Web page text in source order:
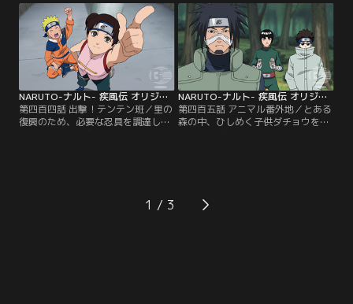
てくる。同盟国である木ノ葉の惨状
を案じるカンクロウとテマリに、
「あの里にはうずまきナルトがい
る」と呟く我愛羅。その脳裏に、木
ノ葉崩し後にナルトたち木ノ葉の第
七班と共同で行った…。【提供：バ
ンダイチャンネル】
動のことを思い出す。三年前、サク
ラが突如高熱に襲われ、倒れたこと
があった。その症状はある村で発生
した「忍のチャクラを熱に変えてし
まう謎のウイルス」による症状と酷
似しており…。【提供：バンダイチ
ャンネル】
NARUTO-ナルト- 疾風伝 オリジナル（1）過去編 第404話
第四百四話 出撃！テンテン班／里の
復興のため、必要な忍具を調達しに
怪我の治療のため任務につけないリ
ーの代わりにナルトを加えた三人一
NARUTO-ナルト- 疾風伝 オリジナル（1）過去編 第405話
第四百五話 アニマル番外地／とある
森の中、ひしめく子供ダチョウを前
る忍ダチョウに成長していた。興味
津々の子ダチョウたちを前に、コン
1